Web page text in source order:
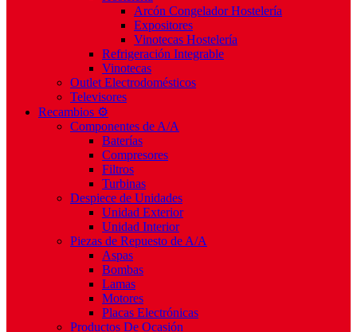
Arcón Congelador Hostelería
Expositores
Vinotecas Hostelería
Refrigeración Integrable
Vinotecas
Outlet Electrodomésticos
Televisores
Recambios ⚙️
Componentes de A/A
Baterías
Compresores
Filtros
Turbinas
Despiece de Unidades
Unidad Exterior
Unidad Interior
Piezas de Repuesto de A/A
Aspas
Bombas
Lamas
Motores
Placas Electrónicas
Productos De Ocasión